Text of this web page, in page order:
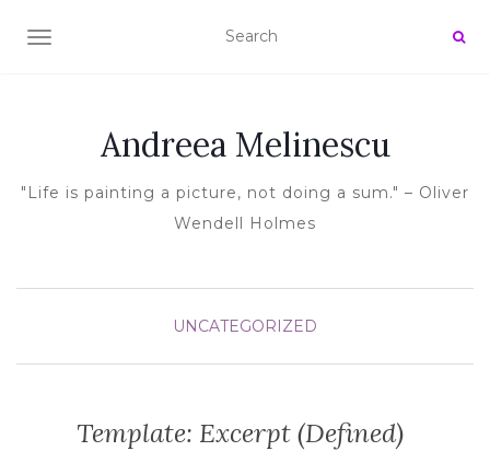
TOGGLE NAVIGATION
Andreea Melinescu
"Life is painting a picture, not doing a sum." – Oliver
Wendell Holmes
UNCATEGORIZED
Template: Excerpt (Defined)